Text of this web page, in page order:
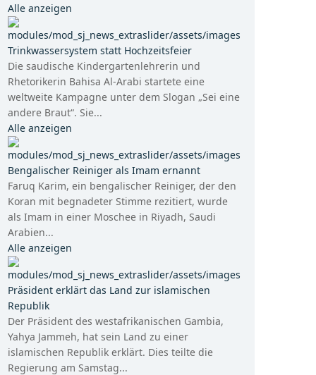
Alle anzeigen
Trinkwassersystem statt Hochzeitsfeier
Die saudische Kindergartenlehrerin und
Rhetorikerin Bahisa Al-Arabi startete eine
weltweite Kampagne unter dem Slogan „Sei eine
andere Braut“. Sie...
Alle anzeigen
Bengalischer Reiniger als Imam ernannt
Faruq Karim, ein bengalischer Reiniger, der den
Koran mit begnadeter Stimme rezitiert, wurde
als Imam in einer Moschee in Riyadh, Saudi
Arabien...
Alle anzeigen
Präsident erklärt das Land zur islamischen
Republik
Der Präsident des westafrikanischen Gambia,
Yahya Jammeh, hat sein Land zu einer
islamischen Republik erklärt. Dies teilte die
Regierung am Samstag...